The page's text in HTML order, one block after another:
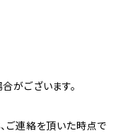
がございます。
ご連絡を頂いた時点で